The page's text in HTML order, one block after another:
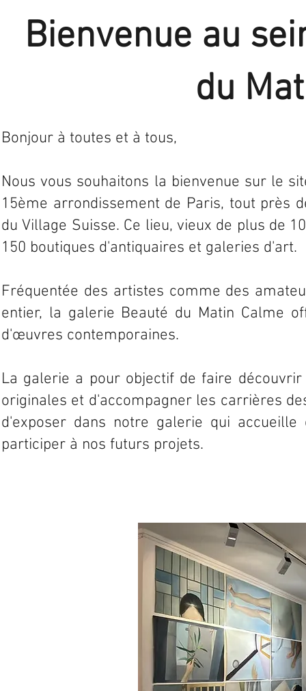
Bienvenue au
du
Bonjour à toutes et à tous,
Nous vous souhaitons la bienvenue sur le
15ème arrondissement de Paris, tout près
du Village Suisse. Ce lieu, vieux de plus de
150 boutiques d'antiquaires et galeries d'art.
Fréquentée des artistes comme des
entier, la galerie Beauté du Matin Calme
d'œuvres contemporaines.
La galerie a pour objectif de faire
originales et d'accompagner les carrières
d'exposer dans notre galerie qui
participer à nos futurs projets.